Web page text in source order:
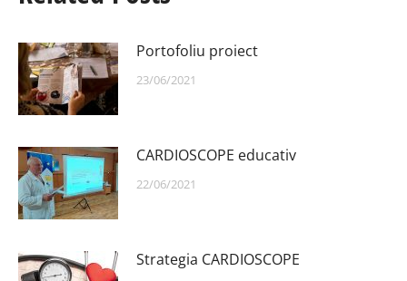
Portofoliu proiect
23/06/2021
CARDIOSCOPE educativ
22/06/2021
Strategia CARDIOSCOPE